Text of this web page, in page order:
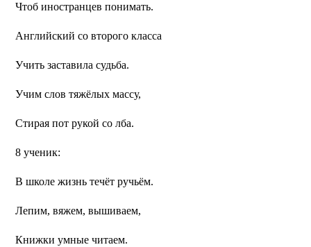
Чтоб иностранцев понимать.
Английский со второго класса
Учить заставила судьба.
Учим слов тяжёлых массу,
Стирая пот рукой со лба.
8 ученик:
В школе жизнь течёт ручьём.
Лепим, вяжем, вышиваем,
Книжки умные читаем.